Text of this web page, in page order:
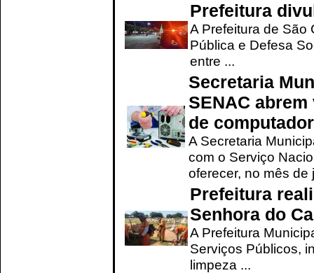
Prefeitura
A Prefeitura de São
Pública e Defesa
entre ...
Secretaria
SENAC
de
A Secretaria
com o Serviço
oferecer, no mês de
Prefeitura
Senhora do
A Prefeitura
Serviços Públicos,
limpeza ...